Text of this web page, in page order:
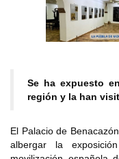
Se ha expuesto
región y la han
El Palacio de
albergar la